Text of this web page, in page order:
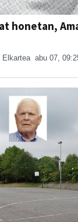
honetan,
Elkartea abu 07,